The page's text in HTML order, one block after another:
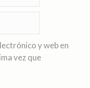
y web en
vez que